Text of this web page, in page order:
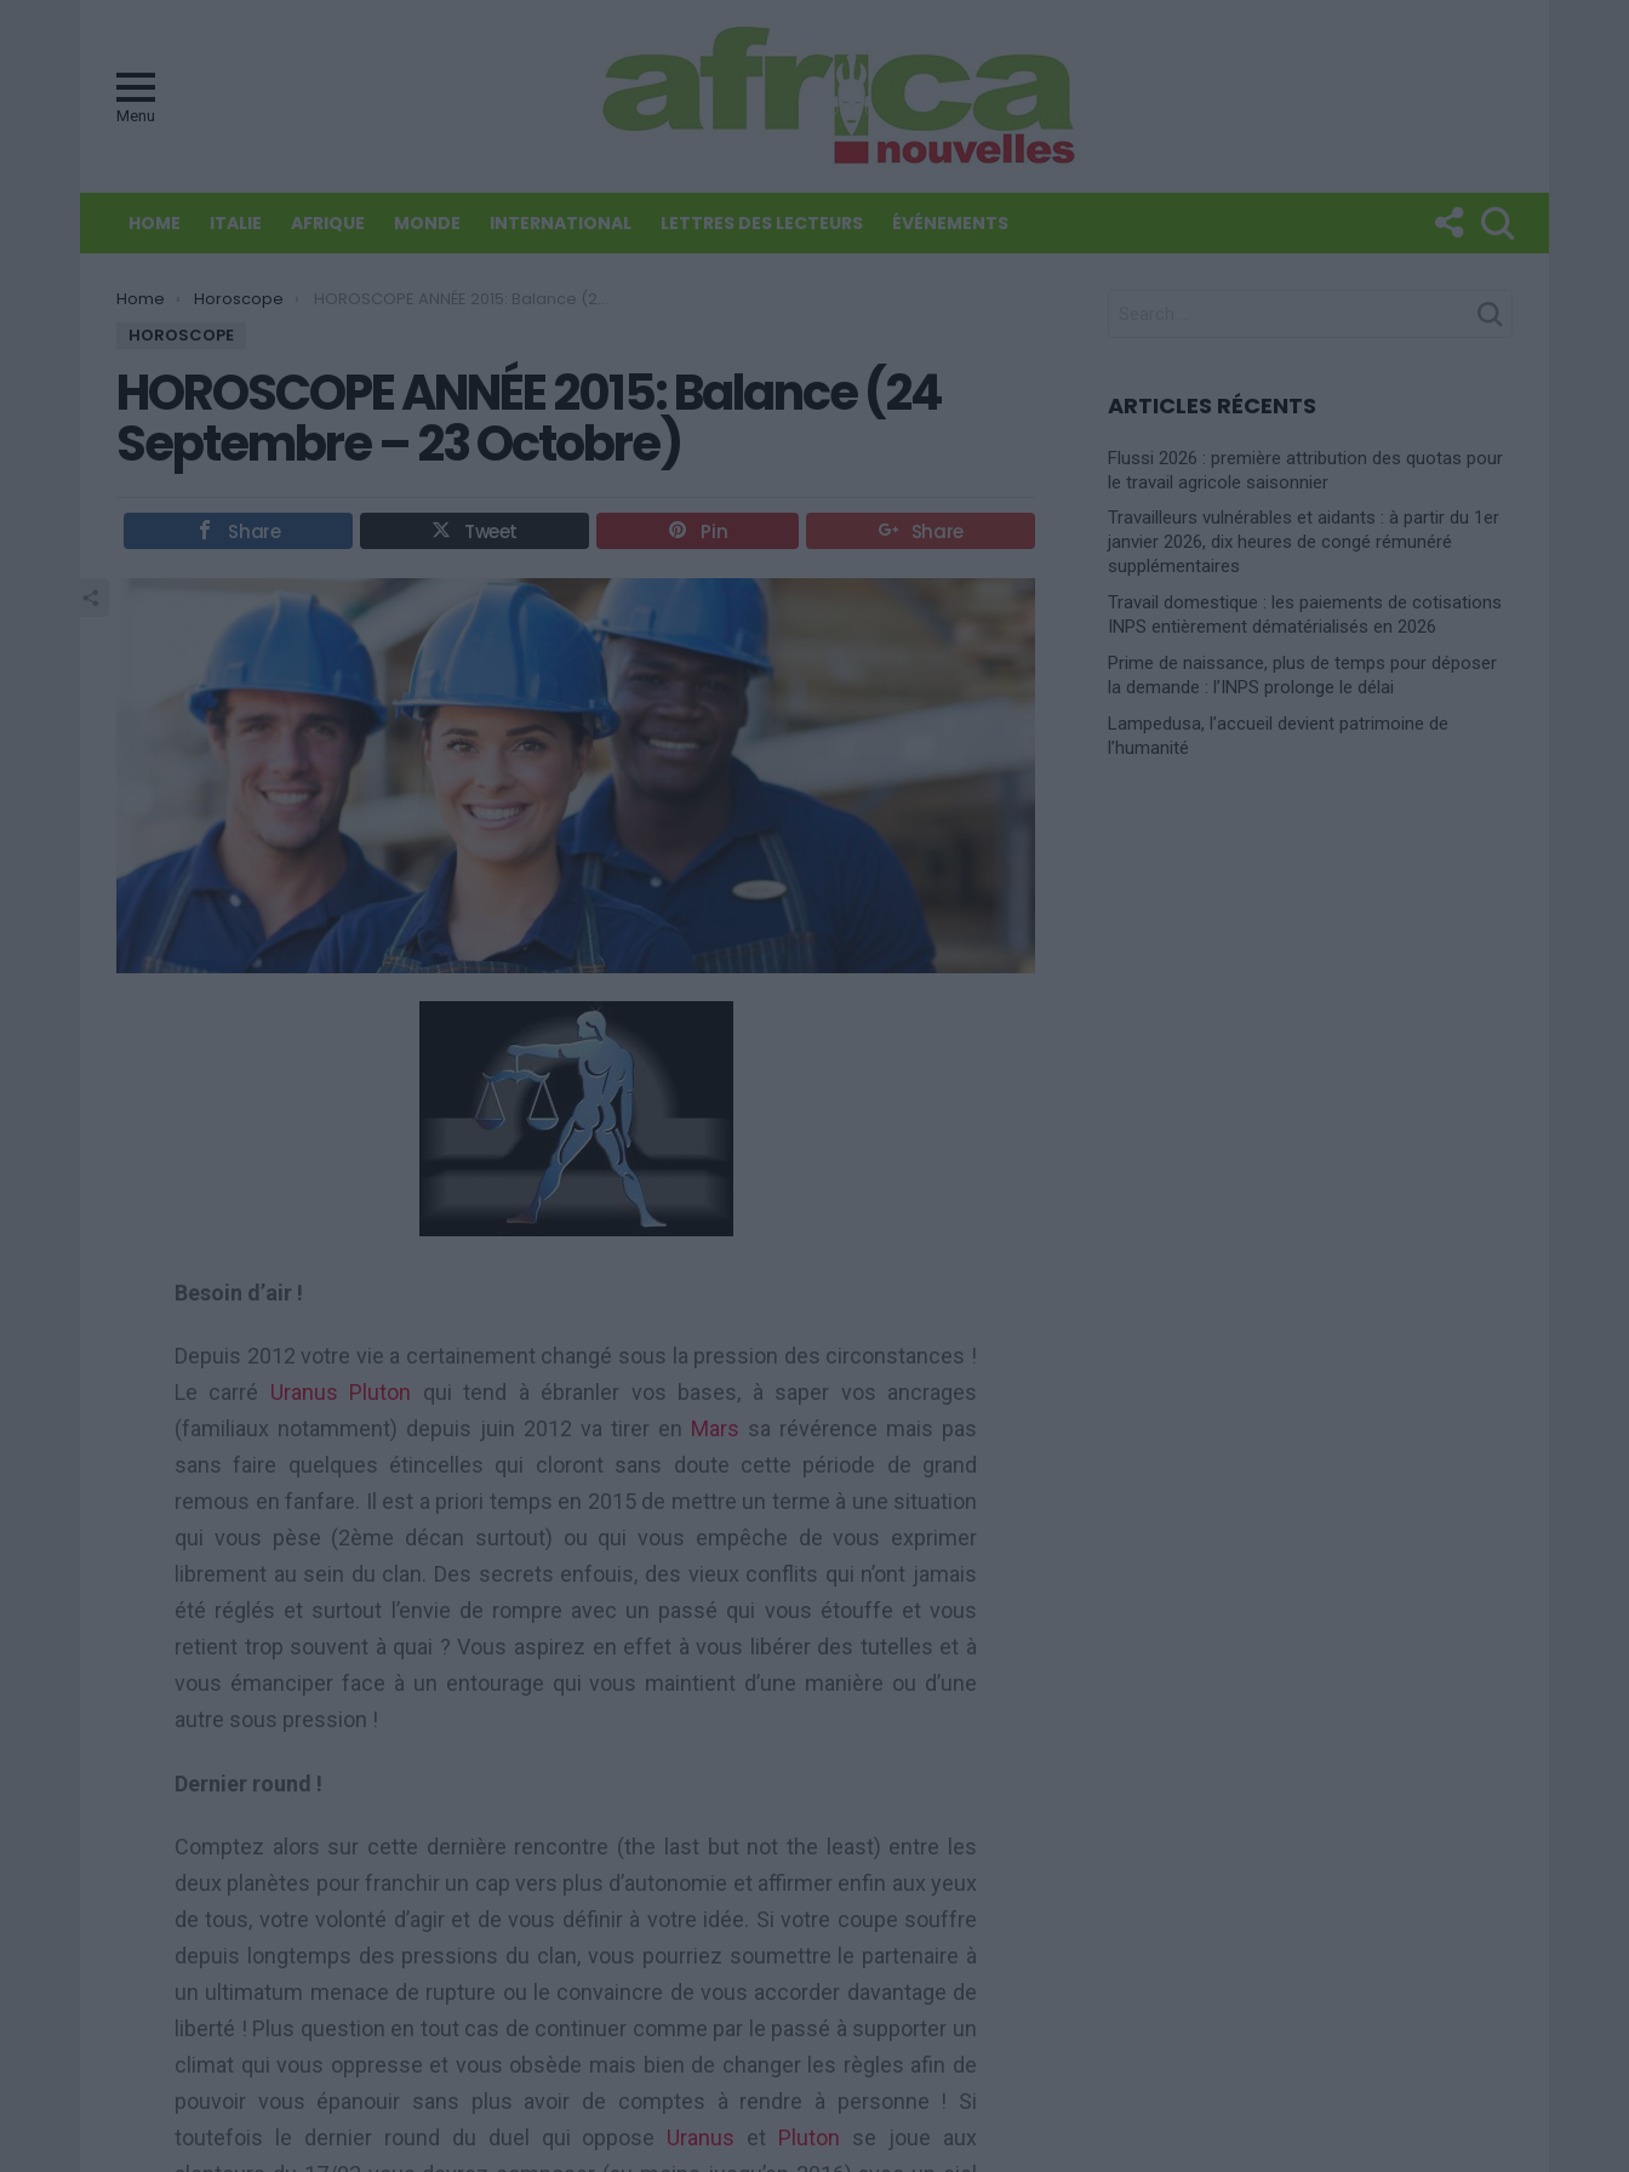
Menu
HOME ITALIE AFRIQUE MONDE INTERNATIONAL LETTRES DES LECTEURS ÉVÉNEMENTS
You are here:
Home Horoscope
HOROSCOPE ANNÉE 2015: Balance (24 Septembre – 23 Octobre)
HOROSCOPE
HOROSCOPE ANNÉE 2015: Balance (24
Septembre – 23 Octobre)
Share Tweet Pin Share
Besoin d’air !
Depuis 2012 votre vie a certainement changé sous la pression des circonstances !
Le carré Uranus Pluton qui tend à ébranler vos bases, à saper vos ancrages
(familiaux notamment) depuis juin 2012 va tirer en Mars sa révérence mais pas
sans faire quelques étincelles qui cloront sans doute cette période de grand
remous en fanfare. Il est a priori temps en 2015 de mettre un terme à une situation
qui vous pèse (2ème décan surtout) ou qui vous empêche de vous exprimer
librement au sein du clan. Des secrets enfouis, des vieux conflits qui n’ont jamais
été réglés et surtout l’envie de rompre avec un passé qui vous étouffe et vous
retient trop souvent à quai ? Vous aspirez en effet à vous libérer des tutelles et à
vous émanciper face à un entourage qui vous maintient d’une manière ou d’une
autre sous pression !
Dernier round !
Comptez alors sur cette dernière rencontre (the last but not the least) entre les
deux planètes pour franchir un cap vers plus d’autonomie et affirmer enfin aux yeux
de tous, votre volonté d’agir et de vous définir à votre idée. Si votre coupe souffre
depuis longtemps des pressions du clan, vous pourriez soumettre le partenaire à
un ultimatum menace de rupture ou le convaincre de vous accorder davantage de
liberté ! Plus question en tout cas de continuer comme par le passé à supporter un
climat qui vous oppresse et vous obsède mais bien de changer les règles afin de
pouvoir vous épanouir sans plus avoir de comptes à rendre à personne ! Si
toutefois le dernier round du duel qui oppose Uranus et Pluton se joue aux
ARTICLES RÉCENTS
Flussi 2026 : première attribution des quotas pour
le travail agricole saisonnier
Travailleurs vulnérables et aidants : à partir du 1er
janvier 2026, dix heures de congé rémunéré
supplémentaires
Travail domestique : les paiements de cotisations
INPS entièrement dématérialisés en 2026
Prime de naissance, plus de temps pour déposer
la demande : l’INPS prolonge le délai
Lampedusa, l’accueil devient patrimoine de
l’humanité